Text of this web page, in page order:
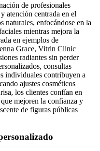
de profesionales
atención centrada en el
naturales, enfocándose en la
mientras mejora la
en ejemplos de
Grace, Vitrin Clinic
radiantes sin perder
consultas
individuales contribuyen a
ajustes cosméticos
los clientes confían en
mejoren la confianza y
de figuras públicas